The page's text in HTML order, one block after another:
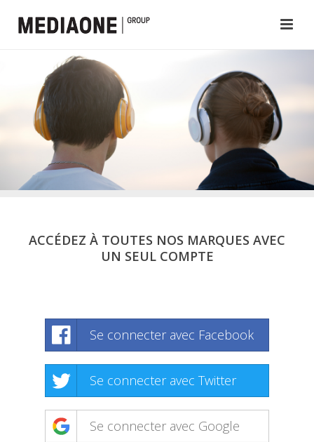
ACCÉDEZ À TOUTES NOS MARQUES AVEC
UN SEUL COMPTE
Se connecter avec Facebook
Se connecter avec Twitter
Se connecter avec Google